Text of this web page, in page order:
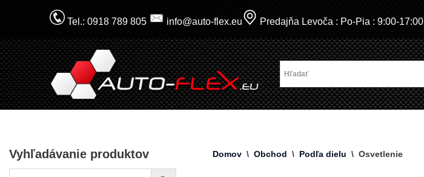
na
obsah
Tel.: 0918 789 805 info@auto-flex.eu Predajňa Levoča : Po-Pia : 9:00-17:00
Vyhľadávanie produktov Domov \ Obchod \ Podľa dielu \ Osvetlenie